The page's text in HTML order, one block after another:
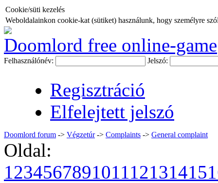
Cookie/süti kezelés
Weboldalainkon cookie-kat (sütiket) használunk, hogy személyre
Doomlord free online-game
Felhasználónév: Jelszó:
Regisztráció
Elfelejtett jelszó
Doomlord forum -> Végzetúr-> Complaints -> General complaint
Oldal:
123456789101112131415